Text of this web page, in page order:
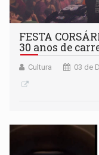
FESTA
30 anos de
Cultura 03 de